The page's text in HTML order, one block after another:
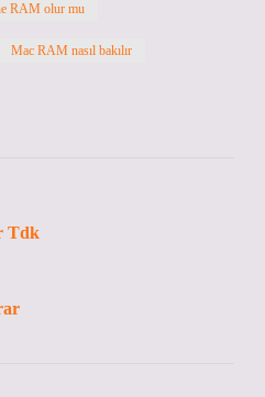
RAM olur mu
Mac RAM nasıl bakılır
Tdk